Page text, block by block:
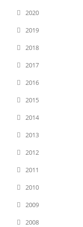
2020
2019
2018
2017
2016
2015
2014
2013
2012
2011
2010
2009
2008